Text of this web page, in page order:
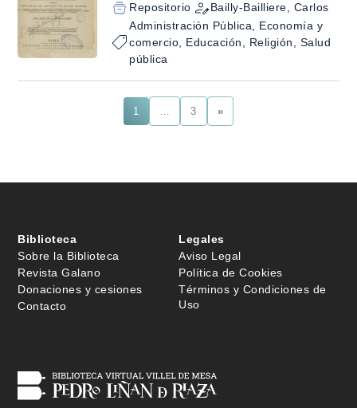
Repositorio
Bailly-Bailliere, Carlos
Administración Pública, Economía y
comercio, Educación, Religión, Salud
pública
1 3 »
Biblioteca
Sobre la Biblioteca
Revista Galano
Donaciones y cesiones
Contacto
Legales
Aviso Legal
Política de Cookies
Términos y Condiciones de
Uso